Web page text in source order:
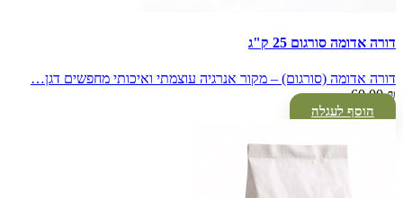
דורה אדומה סורגום 25 ק"ג
דורה אדומה (סורגום) – מקור אנרגיה עוצמתי ואיכותי מחפשים דגן…
60.00₪
הוסף לעגלה